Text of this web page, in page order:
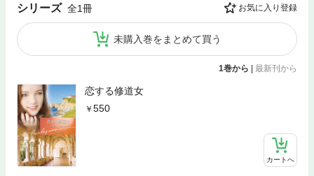
シリーズ 全1冊 お気に入り登録
未購入巻をまとめて買う
1巻から 最新刊から
恋する修道女
550
カートへ